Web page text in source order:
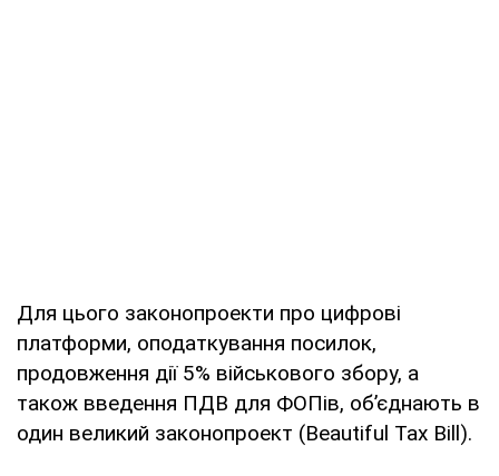
Для цього законопроекти про цифрові
платформи, оподаткування посилок,
продовження дії 5% військового збору, а
також введення ПДВ для ФОПів, об’єднають в
один великий законопроект (Beautiful Tax Bill).